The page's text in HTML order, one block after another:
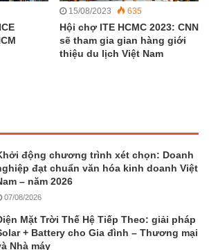
15/08/2023 635
Hội chợ ITE HCMC 2023: CNN
sẽ tham gia gian hàng giới
thiệu du lịch Việt Nam
động chương trình xét chọn: Doanh
đạt chuẩn văn hóa kinh doanh Việt
– năm 2026
07/08/2026
Mặt Trời Thế Hệ Tiếp Theo: giải pháp
+ Battery cho Gia đình – Thương mại
Nhà máy